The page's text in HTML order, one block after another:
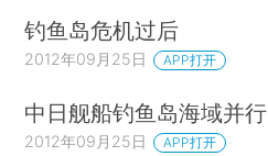
钓鱼岛危机过后
2012年09月25日 APP打开
中日舰船钓鱼岛海域并行
2012年09月25日 APP打开